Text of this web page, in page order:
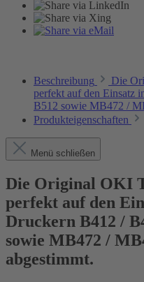
Beschreibung
Die
perfekt auf den Einsatz
B512 sowie MB472 /
Produkteigenschaften
Menü schließen
Die Original OKI
perfekt auf den
Druckern B412 /
sowie MB472 /
abgestimmt.